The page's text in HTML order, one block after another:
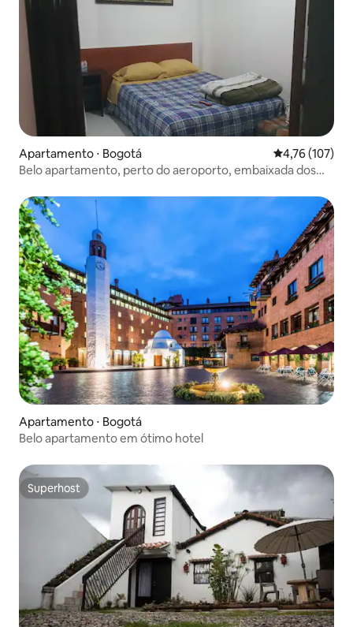
Apartamento ⋅ Bogotá 4,76 de uma
4,76 (107)
Belo apartamento, perto do aeroporto, embaixada dos
Apartamento ⋅ Bogotá
Belo apartamento em ótimo hotel
Superhost
Superhost